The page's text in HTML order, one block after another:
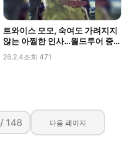
트와이스 모모, 숙여도 가려지지
않는 아찔한 인사…월드투어 중
26.2.4조회 471
/ 148 다음 페이지